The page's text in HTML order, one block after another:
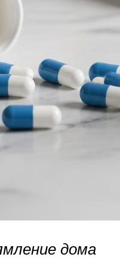
дома